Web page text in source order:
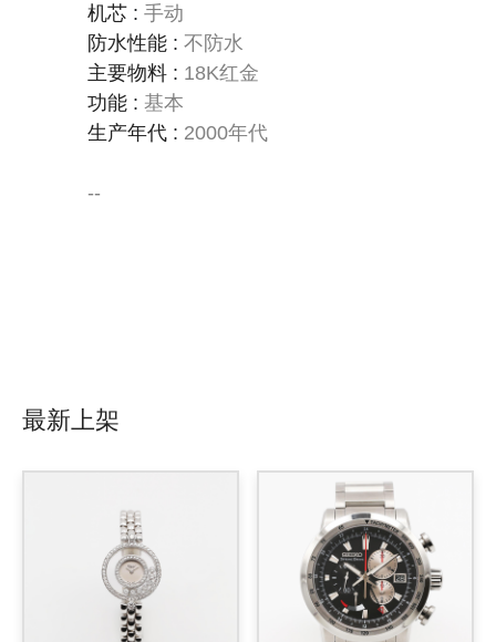
机芯 : 手动
防水性能 : 不防水
主要物料 : 18K红金
功能 : 基本
生产年代 : 2000年代
--
最新上架